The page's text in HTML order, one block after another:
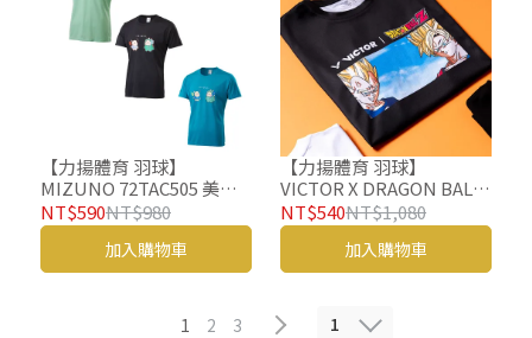
【力揚體育 羽球】
MIZUNO 72TAC505 美津
濃 羽球 羽球衣 羽球服飾 羽
球服
NT$590NT$980
加入購物車
【力揚體育 羽球】
VICTOR X DRAGON BALL
Z 七龍珠 聯名 T-501DBZ
針織T恤
NT$540NT$1,080
加入購物車
1 2 3 1